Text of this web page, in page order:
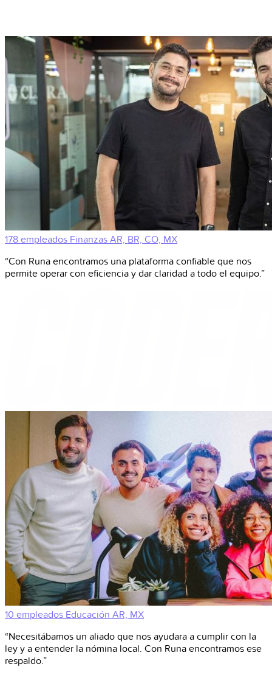
178 empleados Finanzas AR, BR, CO, MX
“Con Runa encontramos una plataforma confiable que nos
permite operar con eficiencia y dar claridad a todo el equipo.”
10 empleados Educación AR, MX
“Necesitábamos un aliado que nos ayudara a cumplir con la
ley y a entender la nómina local. Con Runa encontramos ese
respaldo.”